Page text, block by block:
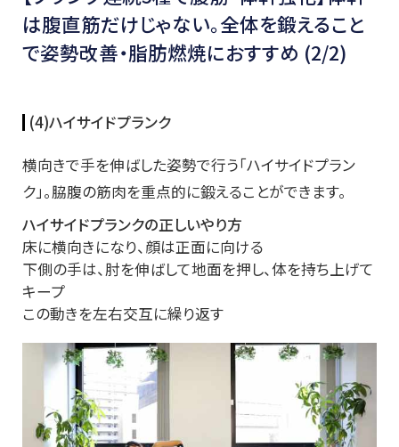
は腹直筋だけじゃない。全体を鍛えること
で姿勢改善・脂肪燃焼におすすめ (2/2)
(4)ハイサイドプランク
横向きで手を伸ばした姿勢で行う「ハイサイドプラン
ク」。脇腹の筋肉を重点的に鍛えることができます。
ハイサイドプランクの正しいやり方
床に横向きになり、顔は正面に向ける
下側の手は、肘を伸ばして地面を押し、体を持ち上げて
キープ
この動きを左右交互に繰り返す